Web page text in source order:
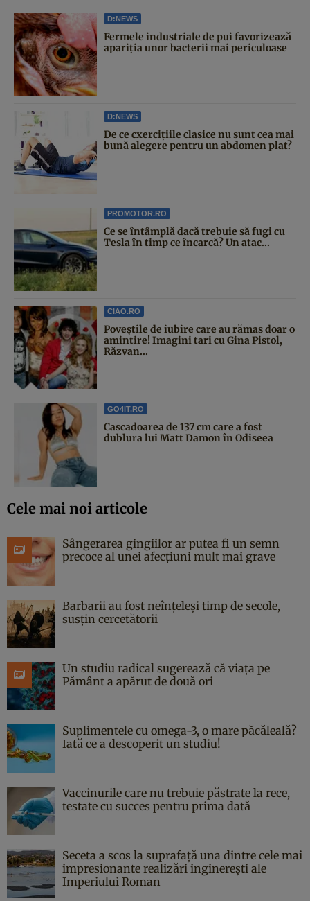
D:NEWS
Fermele industriale de pui favorizează
apariția unor bacterii mai periculoase
D:NEWS
De ce cxercițiile clasice nu sunt cea mai
bună alegere pentru un abdomen plat?
PROMOTOR.RO
Ce se întâmplă dacă trebuie să fugi cu
Tesla în timp ce încarcă? Un atac...
CIAO.RO
Poveştile de iubire care au rămas doar o
amintire! Imagini tari cu Gina Pistol,
Răzvan...
GO4IT.RO
Cascadoarea de 137 cm care a fost
dublura lui Matt Damon în Odiseea
Cele mai noi articole
Sângerarea gingiilor ar putea fi un semn
precoce al unei afecțiuni mult mai grave
Barbarii au fost neînțeleși timp de secole,
susțin cercetătorii
Un studiu radical sugerează că viața pe
Pământ a apărut de două ori
Suplimentele cu omega-3, o mare păcăleală?
Iată ce a descoperit un studiu!
Vaccinurile care nu trebuie păstrate la rece,
testate cu succes pentru prima dată
Seceta a scos la suprafață una dintre cele mai
impresionante realizări inginerești ale
Imperiului Roman